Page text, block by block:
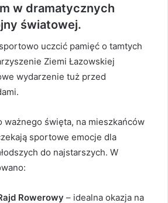
w dramatycznych
światowej.
uczcić pamięć o tamtych
Ziemi Łazowskiej
wydarzenie tuż przed
ważnego święta, na mieszkańców
sportowe emocje dla
do najstarszych. W
Rowerowy – idealna okazja na